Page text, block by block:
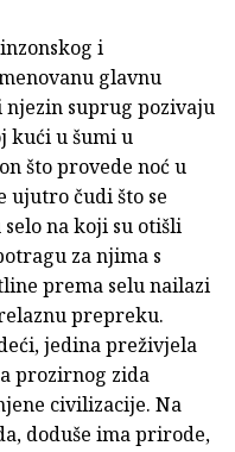
i
glavnu
suprug pozivaju
kući u šumi u
što provede noć u
ujutro čudi što se
na koji su otišli
za njima s
prema selu nailazi
prepreku.
jedina preživjela
prozirnog zida
civilizacije. Na
doduše ima prirode,